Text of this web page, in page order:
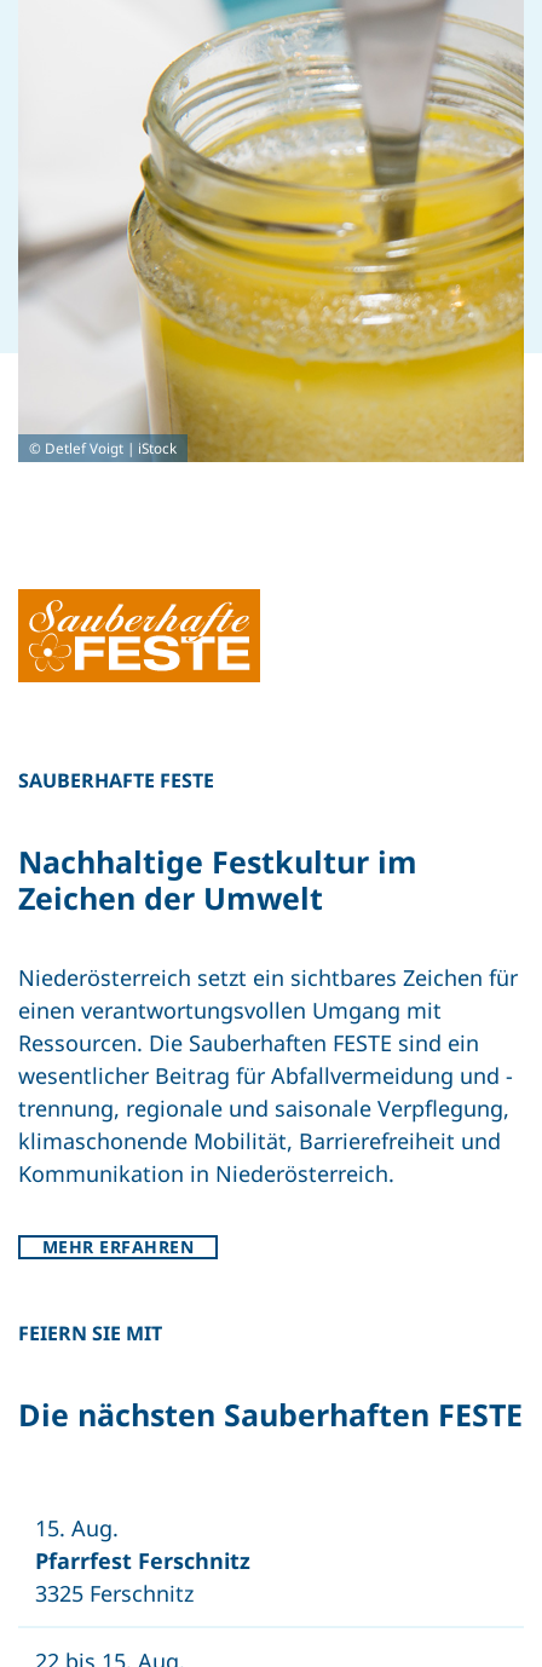
© Detlef Voigt | iStock
SAUBERHAFTE FESTE
Nachhaltige Festkultur im
Zeichen der Umwelt
Niederösterreich setzt ein sichtbares Zeichen für
einen verantwortungsvollen Umgang mit
Ressourcen. Die Sauberhaften FESTE sind ein
wesentlicher Beitrag für Abfallvermeidung und -
trennung, regionale und saisonale Verpflegung,
klimaschonende Mobilität, Barrierefreiheit und
Kommunikation in Niederösterreich.
MEHR ERFAHREN
FEIERN SIE MIT
Die nächsten Sauberhaften FESTE
15. Aug.
Pfarrfest Ferschnitz
3325 Ferschnitz
22 bis 15. Aug.